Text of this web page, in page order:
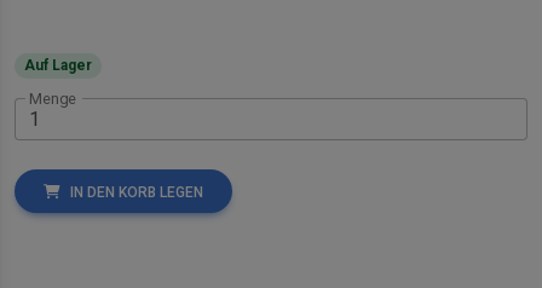
Auf Lager
Menge
IN DEN KORB LEGEN